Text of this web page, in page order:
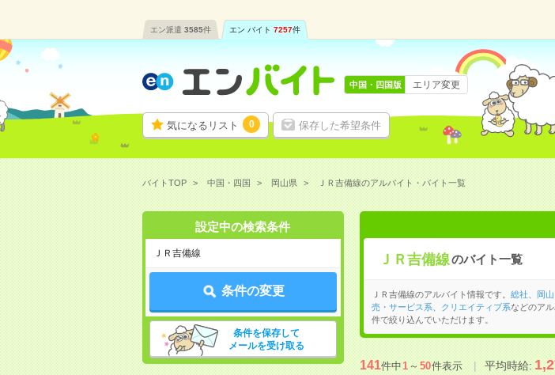
エン派遣 3585件 エン バイト 7257件
気になるリスト 0 保存した希望条件
中国・四国版 エリア変更
バイトTOP 中国・四国 岡山県 ＪＲ吉備線のアルバイト・バイト一覧
設定中の検索条件
ＪＲ吉備線
条件の変更
条件を保存して
メールを受け取る
ＪＲ吉備線のバイト一覧
ＪＲ吉備線のアルバイト情報です。 総社 岡山
売・サービス系
クリエイティブ系などのア
件で絞り込んでいただけます。
141件中1～50件表示 平均時給: